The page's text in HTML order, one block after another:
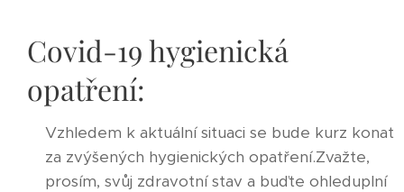
Covid-19 hygienická
opatření:
Vzhledem k aktuální situaci se bude kurz konat
za zvýšených hygienických opatření.Zvažte,
prosím, svůj zdravotní stav a buďte ohleduplní